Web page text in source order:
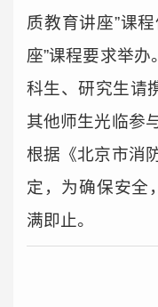
质教育讲座”课
座”课程要求举
科生、研究生请
其他师生光临参
根据《北京市消
定，为确保安全
满即止。